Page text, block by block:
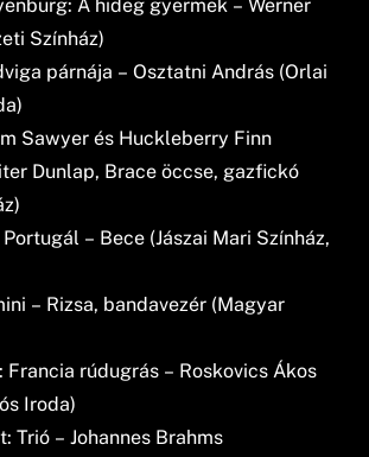
A hideg gyermek – Werner
Színház)
párnája – Osztatni András (Orlai
Sawyer és Huckleberry Finn
Dunlap, Brace öccse, gazfickó
– Bece (Jászai Mari Színház,
– Rizsa, bandavezér (Magyar
Francia rúdugrás – Roskovics Ákos
Iroda)
Trió – Johannes Brahms